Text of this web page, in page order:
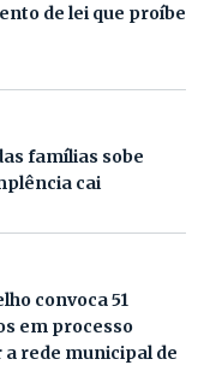
de lei que proíbe
famílias sobe
cai
convoca 51
em processo
rede municipal de